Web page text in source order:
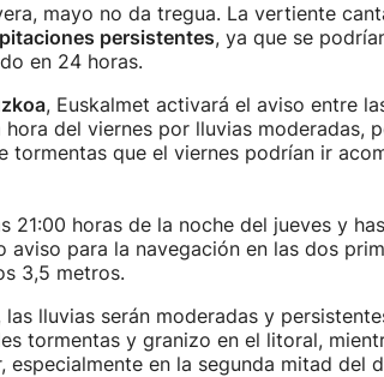
mayo no da tregua. La vertiente
persistentes, ya que se
en 24 horas.
, Euskalmet activará el aviso entre
hora del viernes por lluvias moderadas,
tormentas que el viernes podrían ir
21:00 horas de la noche del jueves y
aviso para la navegación en las dos
3,5 metros.
las lluvias serán moderadas y
tormentas y granizo en el litoral,
especialmente en la segunda mitad del